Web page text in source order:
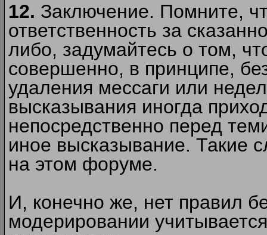
12. Заключение. Помните,
ответственность за
либо, задумайтесь о том,
совершенно, в принципе,
удаления мессаги или
высказывания иногда
непосредственно перед
иное высказывание. Такие
на этом форуме.
И, конечно же, нет правил
модерировании